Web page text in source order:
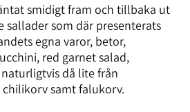
smidigt fram och tillbaka ut
sallader som där presenterats
egna varor, betor,
red garnet salad,
då lite från
chilikorv samt falukorv.